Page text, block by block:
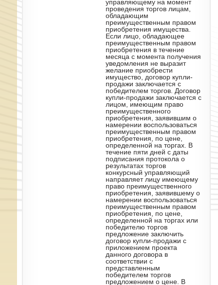
управляющему на момент
проведения торгов лицам,
обладающим
преимущественным правом
приобретения имущества.
Если лицо, обладающее
преимущественным правом
приобретения в течение
месяца с момента получения
уведомления не выразит
желание приобрести
имущество, договор купли-
продажи заключается с
победителем торгов. Договор
купли-продажи заключается с
лицом, имеющим право
преимущественного
приобретения, заявившим о
намерении воспользоваться
преимущественным правом
приобретения, по цене,
определенной на торгах. В
течение пяти дней с даты
подписания протокола о
результатах торгов
конкурсный управляющий
направляет лицу имеющему
право преимущественного
приобретения, заявившему о
намерении воспользоваться
преимущественным правом
приобретения, по цене,
определенной на торгах или
победителю торгов
предложение заключить
договор купли-продажи с
приложением проекта
данного договора в
соответствии с
представленным
победителем торгов
предложением о цене. В